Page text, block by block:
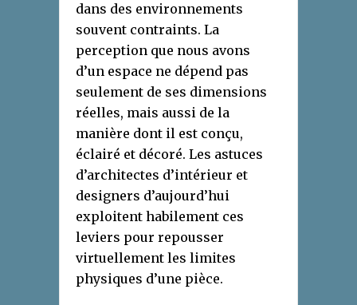
dans des environnements
souvent contraints. La
perception que nous avons
d’un espace ne dépend pas
seulement de ses dimensions
réelles, mais aussi de la
manière dont il est conçu,
éclairé et décoré. Les astuces
d’architectes d’intérieur et
designers d’aujourd’hui
exploitent habilement ces
leviers pour repousser
virtuellement les limites
physiques d’une pièce.